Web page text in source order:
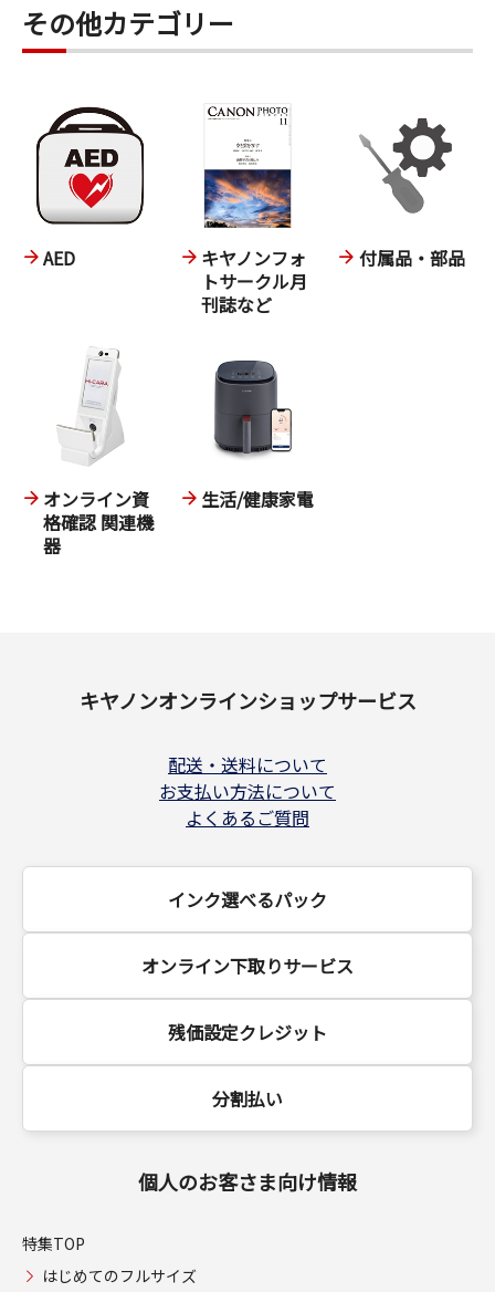
その他カテゴリー
AED
キヤノンフォ
トサークル月
刊誌など
付属品・部品
オンライン資
格確認 関連機
器
生活/健康家電
キヤノンオンラインショップサービス
配送・送料について
お支払い方法について
よくあるご質問
インク選べるパック
オンライン下取りサービス
残価設定クレジット
分割払い
個人のお客さま向け情報
特集TOP
はじめてのフルサイズ